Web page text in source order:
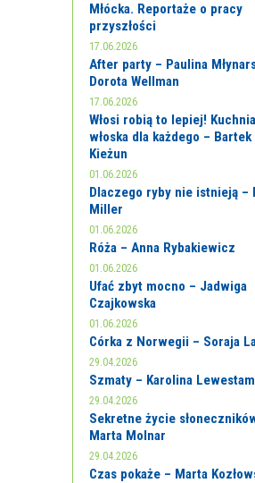
Młócka. Reportaże o pracy
przyszłości
17.06.2026
After party – Paulina
Dorota Wellman
17.06.2026
Włosi robią to lepiej! Kuchnia
włoska dla każdego – Bartek
Kieżun
01.06.2026
Dlaczego ryby nie istnieją –
Miller
01.06.2026
Róża – Anna Rybakiewicz
01.06.2026
Ufać zbyt mocno – Jadwiga
Czajkowska
01.06.2026
Córka z Norwegii – Soraja
29.04.2026
Szmaty – Karolina Lewestam
29.04.2026
Sekretne życie
Marta Molnar
29.04.2026
Czas pokaże – Marta